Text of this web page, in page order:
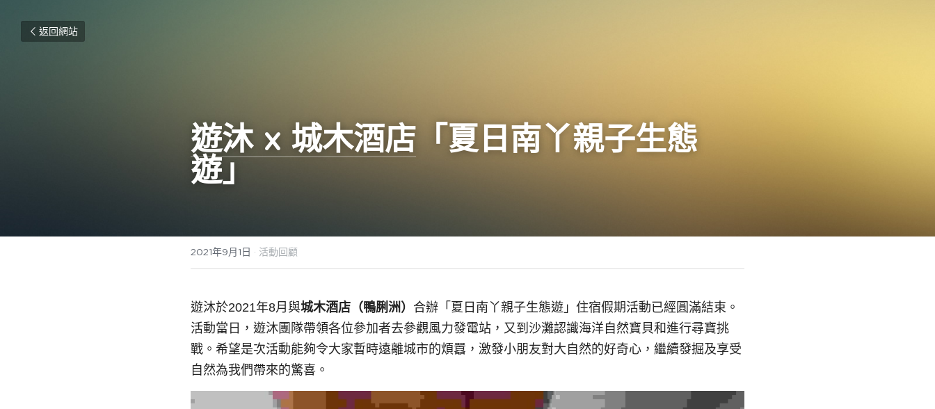
返回網站
遊沐 x 城木酒店 「夏日南丫親子生態
遊」
2021年9月1日 · 活動回顧
遊沐於2021年8月與城木酒店（鴨脷洲） 合辦「夏日南丫親子生態遊」住宿假期活動已經圓滿結束。
活動當日，遊沐團隊帶領各位參加者去參觀風力發電站，又​到沙灘認識海洋自然寶貝和進行尋寶挑
戰。希望是次活動​能夠令大家暫時遠離城市的煩囂，激發小朋友對大自然的好奇心，繼續發掘及享受
自然為我​們帶來​的驚喜。